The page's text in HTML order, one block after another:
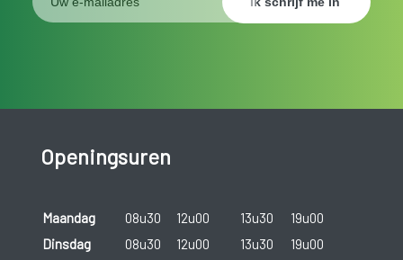
Openingsuren
Maandag 08u30 12u00 13u30
19u00
Dinsdag
08u30 12u00 13u30
19u00